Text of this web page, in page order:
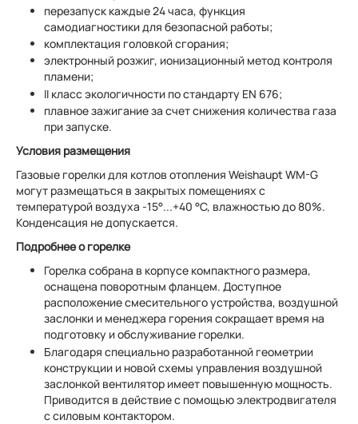
перезапуск каждые 24 часа, функция
самодиагностики для безопасной работы;
комплектация головкой сгорания;
электронный розжиг, ионизационный метод контроля
пламени;
II класс экологичности по стандарту EN 676;
плавное зажигание за счет снижения количества газа
при запуске.
Условия размещения
Газовые горелки для котлов отопления Weishaupt WM-G
могут размещаться в закрытых помещениях с
температурой воздуха -15°...+40 °С, влажностью до 80%.
Конденсация не допускается.
Подробнее о горелке
Горелка собрана в корпусе компактного размера,
оснащена поворотным фланцем. Доступное
расположение смесительного устройства, воздушной
заслонки и менеджера горения сокращает время на
подготовку и обслуживание горелки.
Благодаря специально разработанной геометрии
конструкции и новой схемы управления воздушной
заслонкой вентилятор имеет повышенную мощность.
Приводится в действие с помощью электродвигателя
с силовым контактором.